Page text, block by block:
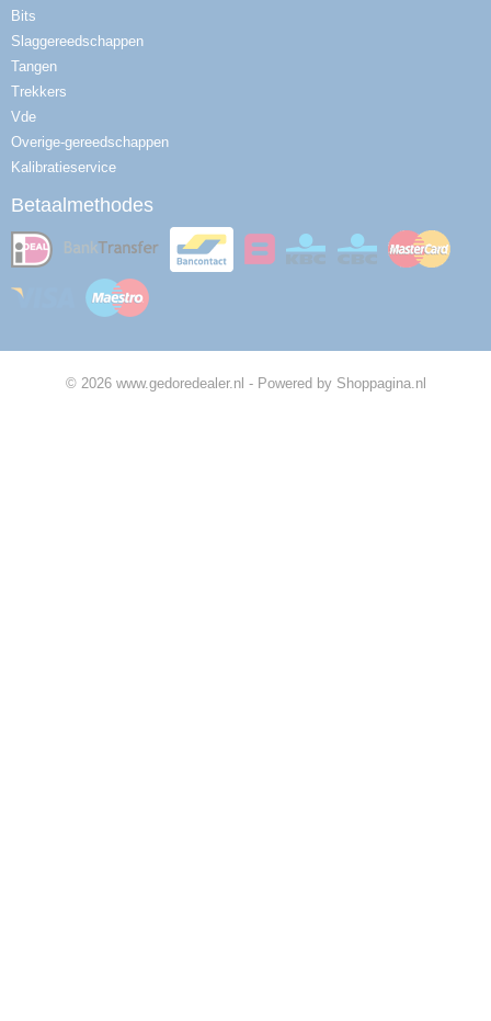
Bits
Slaggereedschappen
Tangen
Trekkers
Vde
Overige-gereedschappen
Kalibratieservice
Betaalmethodes
© 2026 www.gedoredealer.nl - Powered by Shoppagina.nl